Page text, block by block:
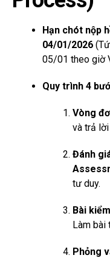
Hạn chót nộp
04/01/2026
05/01 theo giờ
Quy trình 4
Vòng
và trả lời
Đánh
tư duy.
Bài
Làm bài
Phỏng